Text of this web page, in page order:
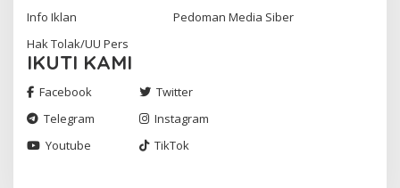
Info Iklan
Pedoman Media Siber
Hak Tolak/UU Pers
IKUTI KAMI
Facebook
Twitter
Telegram
Instagram
Youtube
TikTok